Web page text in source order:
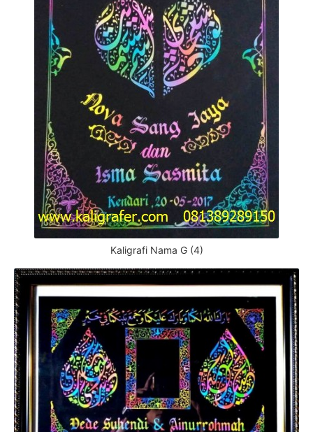
Kaligrafi Nama G (4)